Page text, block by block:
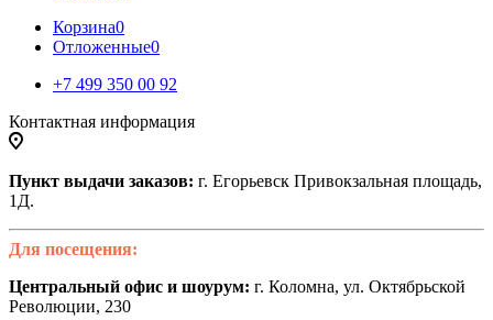
Корзина0
Отложенные0
+7 499 350 00 92
Контактная информация
Пункт выдачи заказов: г. Егорьевск Привокзальная площадь,
1Д.
Для посещения:
Центральный офис и шоурум: г. Коломна, ул. Октябрьской
Революции, 230